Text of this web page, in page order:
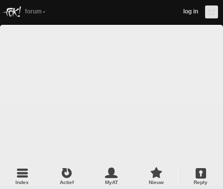
forum log in
Index Actief MyAT Nieuw Reply